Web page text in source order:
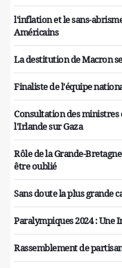
l'inflation et le sans-
Américains
La destitution de Macron
Finaliste de l'équipe
Consultation des ministres
l'Irlande sur Gaza
Rôle de la Grande-
être oublié
Sans doute la plus grande
Paralympiques 2024 :
Rassemblement de